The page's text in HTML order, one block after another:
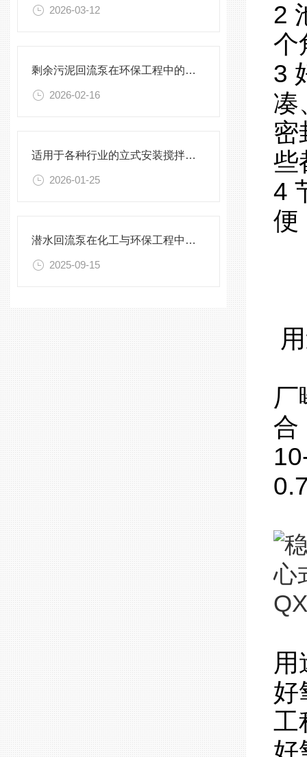
2026-03-12
剩余污泥回流泵在环保工程中的应用前景
2026-02-16
适用于各种行业的立式安装搅拌机选型指南
2026-01-25
潜水回流泵在化工与环保工程中的关键作用
2025-09-15
2
个
3
凑
密
些
4
便
厂
合
用
好
工
好